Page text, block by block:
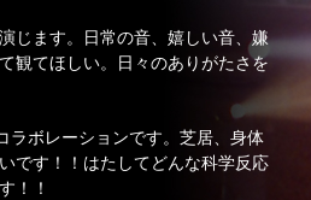
じます。日常の音、嬉しい音、嫌
観てほしい。日々のありがたさを
ラボレーションです。芝居、身体
です！！はたしてどんな科学反応
！！